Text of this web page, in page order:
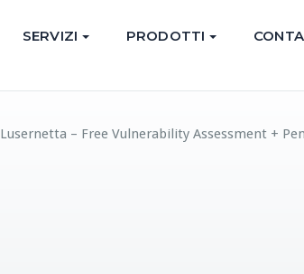
SERVIZI PRODOTTI
Lusernetta – Free Vulnerability Assessment +